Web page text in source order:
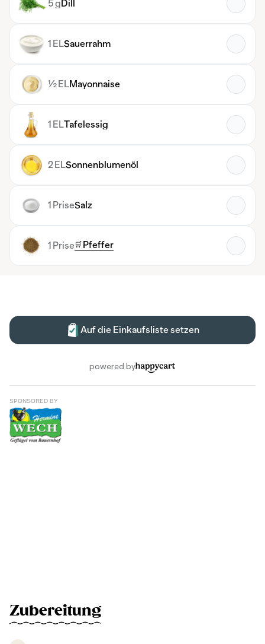
SPONSORED BY
Zubereitung